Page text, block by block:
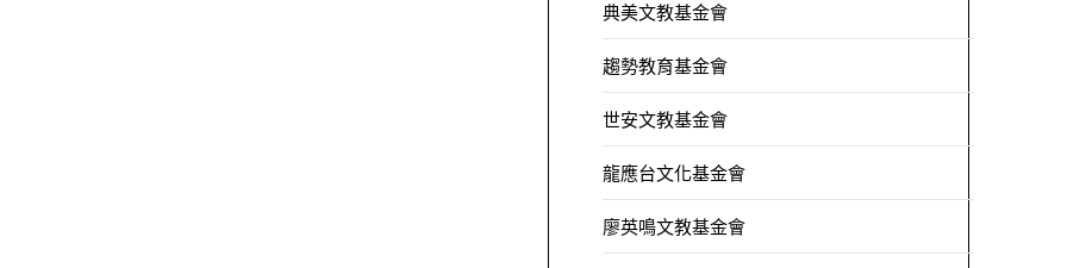
典美文教基金會
趨勢教育基金會
世安文教基金會
龍應台文化基金會
廖英鳴文教基金會